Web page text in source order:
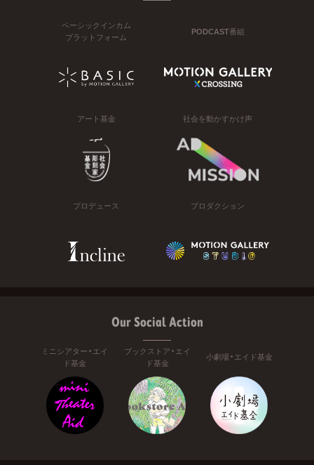
ベーシックインカム
プラットフォーム
PODCAST番組
アート基金 社会を動かすかけ声
プロデュース プロダクション
Our Social Action
ミニシアター・エイ
ド基金
ブックストア・エイ
ド基金
小劇場・エイド基金